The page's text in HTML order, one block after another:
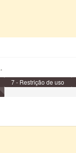
7 - Restrição de uso